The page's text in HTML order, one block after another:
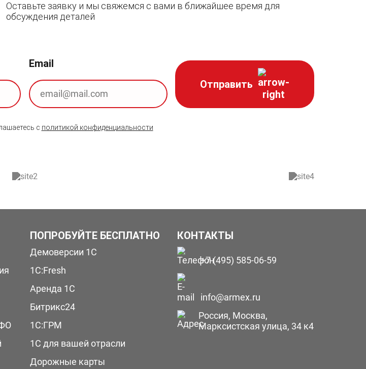
Оставьте заявку и мы свяжемся с вами в ближайшее время для
обсуждения деталей
Email
Отправить
с политикой конфиденциальности
ПОПРОБУЙТЕ БЕСПЛАТНО
Демоверсии 1С
1С:Fresh
Аренда 1С
Битрикс24
1С:ГРМ
1С для вашей отрасли
Дорожные карты
КОНТАКТЫ
+7 (495) 585-06-59
info@armex.ru
Россия, Москва,
Марксистская улица, 34 к4